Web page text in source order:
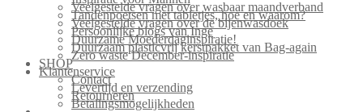
Veelgestelde vragen over wasbaar maandverband
Tandenpoetsen met tabletjes, hoe en waarom?
Veelgestelde vragen over de bijenwasdoek
Persoonlijke blogs van Inge
Duurzame Moederdaginspiratie!
Duurzaam plasticvrij kerstpakket van Bag-again
Zero waste December-inspiratie
SHOP
Klantenservice
Contact
Levertijd en verzending
Retourneren
Betalingsmogelijkheden